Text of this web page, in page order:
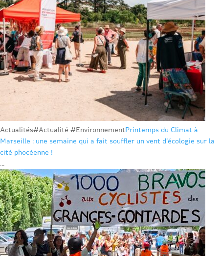
Actualités#Actualité #EnvironnementPrintemps du Climat à
Marseille : une semaine qui a fait souffler un vent d’écologie sur la
cité phocéenne !
...